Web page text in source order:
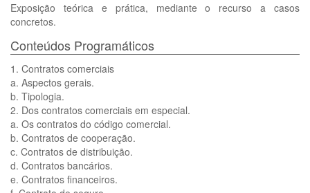
Exposição teórica e prática, mediante o recurso a casos
concretos.
Conteúdos Programáticos
1. Contratos comerciais
a. Aspectos gerais.
b. Tipologia.
2. Dos contratos comerciais em especial.
a. Os contratos do código comercial.
b. Contratos de cooperação.
c. Contratos de distribuição.
d. Contratos bancários.
e. Contratos financeiros.